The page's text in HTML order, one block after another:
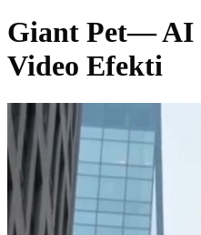
Giant Pet— AI
Video Efekti